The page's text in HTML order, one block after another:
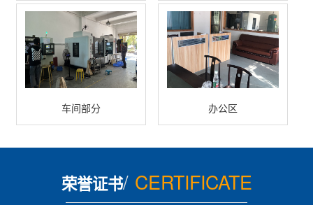
车间部分 办公区
荣誉证书/ CERTIFICATE